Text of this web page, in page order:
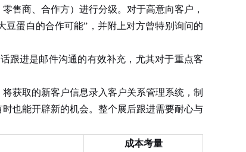
商、合作方）进行分级。对于高意向客户，
蛋白的合作可能”，并附上对方曾特别询问的
进是邮件沟通的有效补充，尤其对于重点客
获取的新客户信息录入客户关系管理系统，制
也能开辟新的机会。整个展后跟进需要耐心与
成本考量